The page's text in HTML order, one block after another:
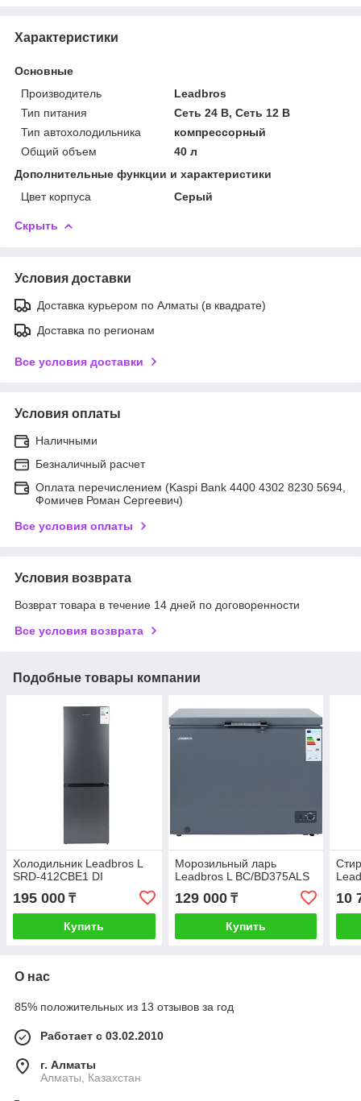
Характеристики
Основные
Производитель
Leadbros
Тип питания
Сеть 24 В, Сеть 12 В
Тип автохолодильника
компрессорный
Общий объем
40 л
Дополнительные функции и характеристики
Цвет корпуса
Серый
Скрыть
Условия доставки
Доставка курьером по Алматы (в квадрате)
Доставка по регионам
Все условия доставки
Условия оплаты
Наличными
Безналичный расчет
Оплата перечислением (Kaspi Bank 4400 4302 8230 5694,
Фомичев Роман Сергеевич)
Все условия оплаты
Условия возврата
Возврат товара в течение 14 дней по договоренности
Все условия возврата
Подобные товары компании
Холодильник Leadbros L
SRD-412CBE1 DI
195 000 ₸
Купить
Морозильный ларь
Leadbros L BC/BD375ALS
129 000₸
Купить
10
О нас
85% положительных из 13 отзывов за год
Работает с 03.02.2010
г. Алматы
Алматы, Казахстан